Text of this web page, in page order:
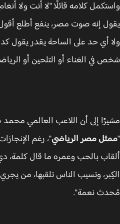
كلامه قائلًا "لا أنت ولا أنغام
إنه صوت مصر، ينفع أطلع أقول
أي حد على الساحة يقدر يقول كده،
في الغناء أو التلحين أو الرياضة".
إلى أن اللاعب العالمي محمد
مصر الرياضي"، رغم الإنجازات
بالحب وعمره ما قال كلمة، دي
وتسيب الناس تلقبها، من
نعمة".